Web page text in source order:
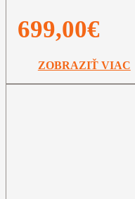
699,00€
ZOBRAZIŤ VIAC